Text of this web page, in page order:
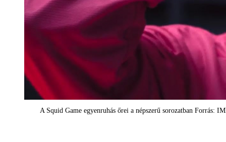
A Squid Game egyenruhás őrei a népszerű sorozatban Forrás: